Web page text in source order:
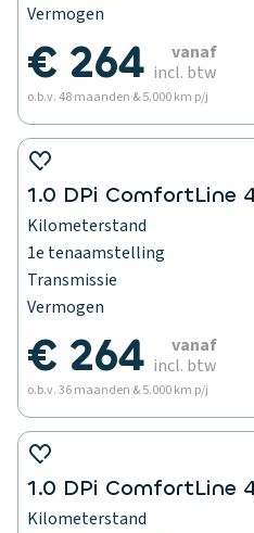
Vermogen
€ 264
vanaf
incl. btw
o.b.v. 48 maanden & 5.000 km p/j
1.0 DPi ComfortLine
Kilometerstand
1e tenaamstelling
Transmissie
Vermogen
€ 264
vanaf
incl. btw
o.b.v. 36 maanden & 5.000 km p/j
1.0 DPi ComfortLine
Kilometerstand